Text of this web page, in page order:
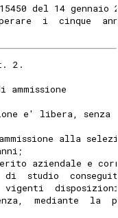
del 14
i  cinque
2.
ammissione
e' libera, senza
alla
aziendale e
studio
vigenti
mediante  la